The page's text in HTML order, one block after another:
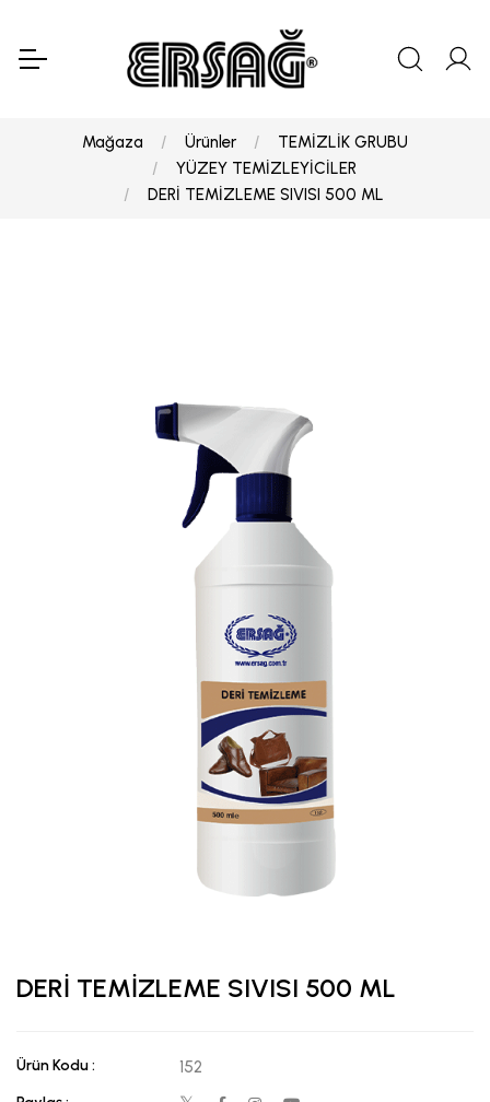
Mağaza Ürünler
TEMİZLİK GRUBU
YÜZEY TEMİZLEYİCİLER
DERİ TEMİZLEME SIVISI 500 ML
DERİ TEMİZLEME SIVISI 500 ML
Ürün Kodu : 152